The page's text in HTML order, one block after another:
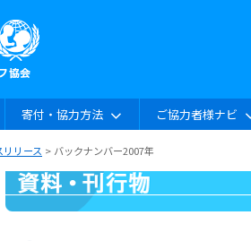
寄付・協力方法 ご協力者様ナビ
リリース > バックナンバー2007年